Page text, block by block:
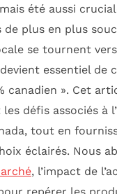
été aussi
plus en plus
se tournent
essentiel de
canadien ». Cet
les défis associés à
tout en
éclairés. Nous
, l’impact de